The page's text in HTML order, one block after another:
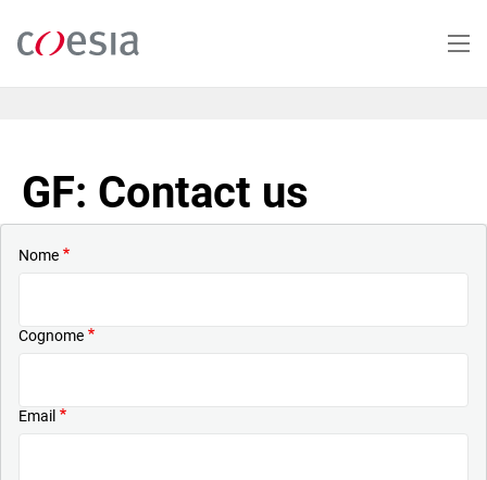
contenuto
GF: Contact us
Nome
Cognome
Email